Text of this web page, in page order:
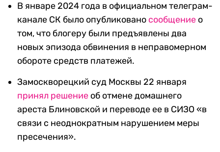
В январе 2024 года в официальном телеграм-
канале СК было опубликовано сообщение о
том, что блогеру были предъявлены два
новых эпизода обвинения в неправомерном
обороте средств платежей.
Замоскворецкий суд Москвы 22 января
принял решение об отмене домашнего
ареста Блиновской и переводе ее в СИЗО «в
связи с неоднократным нарушением меры
пресечения».